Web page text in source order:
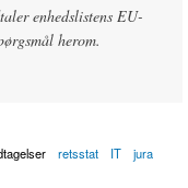
enhedslistens EU-
herom.
retsstat IT
jura